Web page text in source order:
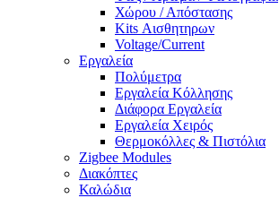
Χώρου / Απόστασης
Kits Αισθητηρων
Voltage/Current
Εργαλεία
Πολύμετρα
Εργαλεία Κόλλησης
Διάφορα Εργαλεία
Εργαλεία Χειρός
Θερμοκόλλες & Πιστόλια
Zigbee Modules
Διακόπτες
Καλώδια